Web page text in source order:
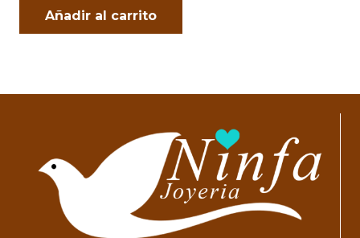
Añadir al carrito